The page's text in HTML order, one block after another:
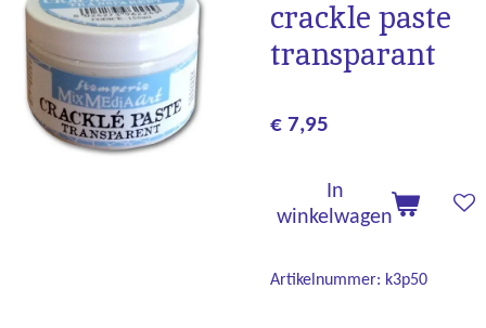
crackle paste
transparant
€ 7,95
In
winkelwagen
Artikelnummer: k3p50